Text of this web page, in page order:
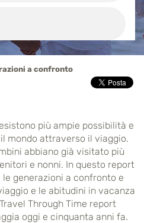
a confronto
più ampie possibilità e
mondo attraverso il viaggio.
abbiano già visitato più
e nonni. In questo report
generazioni a confronto e
e le abitudini in vacanza
Through Time report
oggi e cinquanta anni fa.